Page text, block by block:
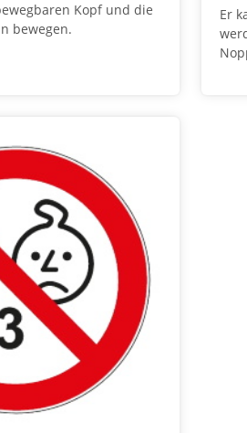
Kopf und die
bewegen.
Er